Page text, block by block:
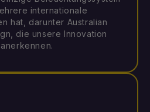
internationale
hat, darunter Australian
die unsere Innovation